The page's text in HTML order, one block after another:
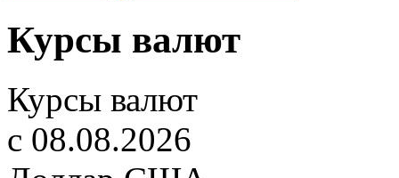
Курсы валют
Курсы валют
c 08.08.2026